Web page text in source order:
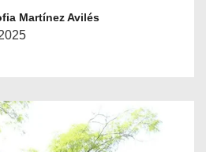
Martínez Avilés